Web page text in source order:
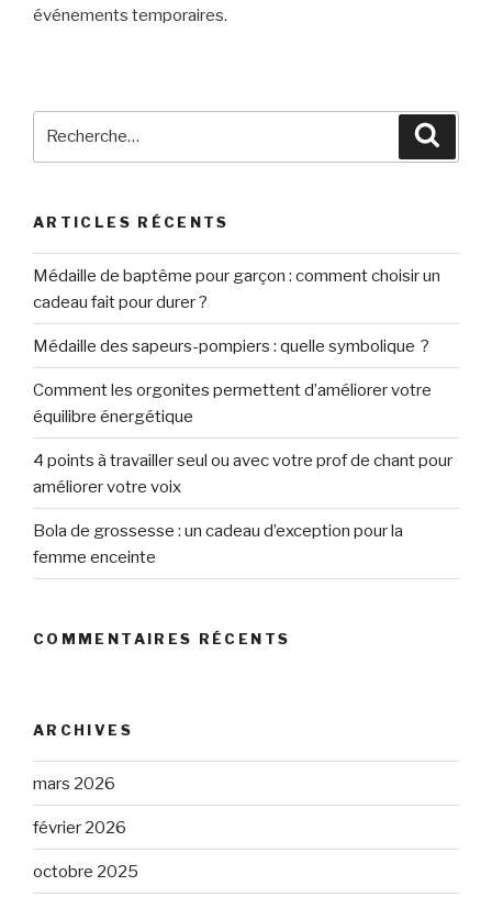
événements temporaires.
ARTICLES RÉCENTS
Médaille de baptême pour garçon : comment choisir un
cadeau fait pour durer ?
Médaille des sapeurs-pompiers : quelle symbolique ?
Comment les orgonites permettent d’améliorer votre
équilibre énergétique
4 points à travailler seul ou avec votre prof de chant pour
améliorer votre voix
Bola de grossesse : un cadeau d’exception pour la
femme enceinte
COMMENTAIRES RÉCENTS
ARCHIVES
mars 2026
février 2026
octobre 2025